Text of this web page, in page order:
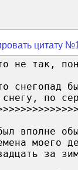
цитату
не так,
снегопад
по
вполне
моего
за